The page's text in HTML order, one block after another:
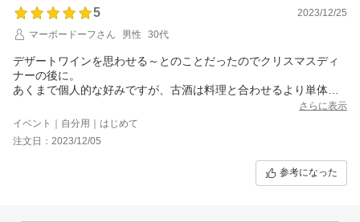
5
2023/12/25
マーボードーフさん
男性 30代
デザートワインを思わせる～とのことだったのでクリスマスディ
ナーの後に。
あくまで個人的な好みですが、古酒は料理と合わせるより単体で
楽しむほうが好きで、このお酒はよりそれを強く感じられまし
た。
堪能させていただきました。
さらに表示
イベント｜自分用｜はじめて
注文日：2023/12/05
参考になった